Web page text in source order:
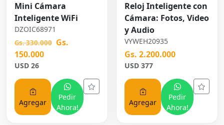
Mini Cámara
Inteligente WiFi
DZOIC68971
Gs. 330.000 Gs.
150.000
USD 26
Agregar
Pedir
Ahora!
Reloj Inteligente con
Cámara: Fotos, Video
y Audio
VYWEH20935
Gs. 2.200.000
USD 377
Agregar
Pedir
Ahora!